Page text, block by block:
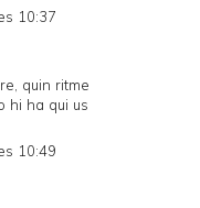
10:37
quin ritme
hi ha qui us
10:49